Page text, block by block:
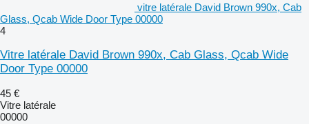
vitre latérale David Brown 990x, Cab
Glass, Qcab Wide Door Type 00000
4
Vitre latérale David Brown 990x, Cab Glass, Qcab Wide
Door Type 00000
45 €
Vitre latérale
00000